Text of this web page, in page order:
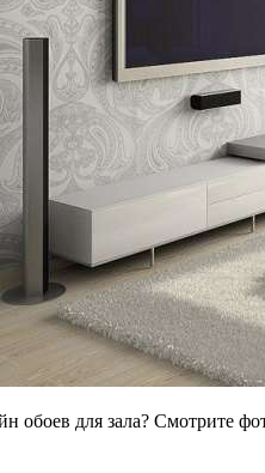
обоев для зала? Смотрите